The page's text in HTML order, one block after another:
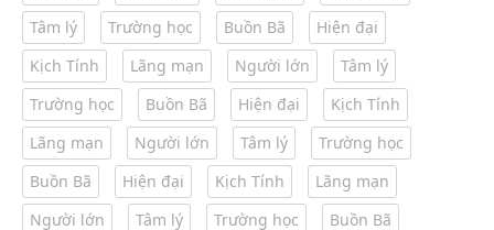
Tâm lý
Trường học Buồn Bã
Hiện đại
Kịch Tính
Lãng mạn Người lớn
Tâm lý
Trường học
Buồn Bã Hiện đại
Kịch Tính
Lãng mạn
Người lớn Tâm lý
Trường học
Buồn Bã
Hiện đại Kịch Tính
Lãng mạn
Người lớn
Tâm lý Trường học Buồn Bã